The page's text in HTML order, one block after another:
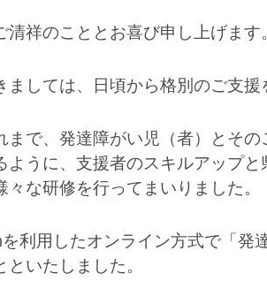
祥のこととお喜び申し上げます。
しては、日頃から格別のご支援
まで、発達障がい児（者）とそ
ように、支援者のスキルアップ
な研修を行ってまいりました。
利用したオンライン方式で「発
いたしました。